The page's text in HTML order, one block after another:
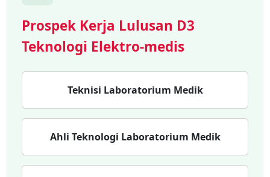
Prospek Kerja Lulusan D3
Teknologi Elektro-medis
Teknisi Laboratorium Medik
Ahli Teknologi Laboratorium Medik